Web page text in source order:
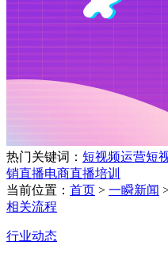
热门关键词： 短视频运营短
销直播电商直播培训
当前位置： 首页 > 一瞬新闻
相关流程
行业动态